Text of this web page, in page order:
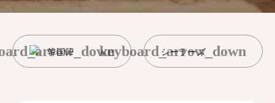
韓国語 シーラーズ
keyboard_arrow_down